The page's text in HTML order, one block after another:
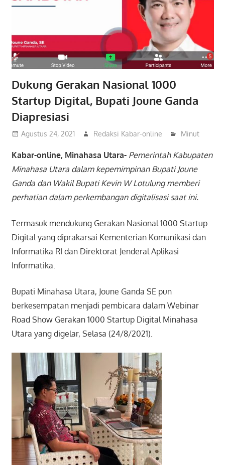
Dukung Gerakan Nasional 1000
Startup Digital, Bupati Joune Ganda
Diapresiasi
Agustus 24, 2021 Redaksi Kabar-online Minut
Kabar-online, Minahasa Utara- Pemerintah Kabupaten
Minahasa Utara dalam kepemimpinan Bupati Joune
Ganda dan Wakil Bupati Kevin W Lotulung memberi
perhatian dalam perkembangan digitalisasi saat ini.
Termasuk mendukung Gerakan Nasional 1000 Startup
Digital yang diprakarsai Kementerian Komunikasi dan
Informatika RI dan Direktorat Jenderal Aplikasi
Informatika.
Bupati Minahasa Utara, Joune Ganda SE pun
berkesempatan menjadi pembicara dalam Webinar
Road Show Gerakan 1000 Startup Digital Minahasa
Utara yang digelar, Selasa (24/8/2021).